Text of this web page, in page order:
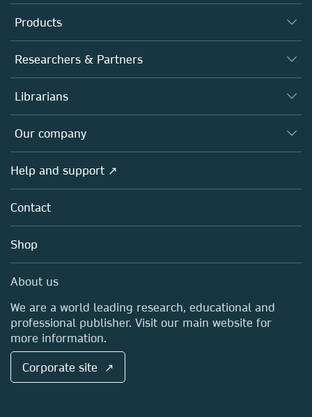
Products
Journals
Books
Platforms
Researchers & Partners
Authors
Editors
Open science
Policies
Librarians
Overview
Products
Licensing
Blog
Sales and account contacts
Our company
Overview
About us
Careers
Media Centre
Locations & Contact
Help and support ↗
Contact
Shop
About us
We are a world leading research, educational and
professional publisher. Visit our main website for
more information.
Corporate site ↗